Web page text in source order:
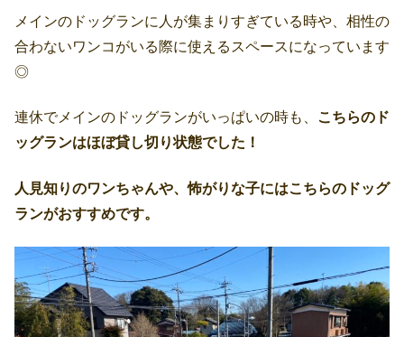
メインのドッグランに人が集まりすぎている時や、相性の
合わないワンコがいる際に使えるスペースになっています
◎
連休でメインのドッグランがいっぱいの時も、 こちらのド
ッグランはほぼ貸し切り状態でした！
人見知りのワンちゃんや、怖がりな子にはこちらのドッグ
ランがおすすめです。